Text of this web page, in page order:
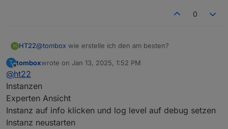
0
H HT22@tombox wie erstelle ich den am besten?
T
Offline
tomboxwrote on Jan 13, 2025, 1:52 PM
last edited by
@ht22
Instanzen
Experten Ansicht
Instanz auf info klicken und log level auf debug setzen
Instanz neustarten